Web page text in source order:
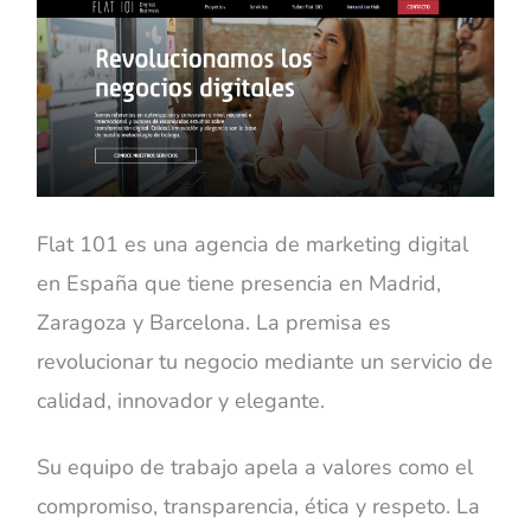
Flat 101 es una agencia de marketing digital
en España que tiene presencia en Madrid,
Zaragoza y Barcelona. La premisa es
revolucionar tu negocio mediante un servicio de
calidad, innovador y elegante.
Su equipo de trabajo apela a valores como el
compromiso, transparencia, ética y respeto. La